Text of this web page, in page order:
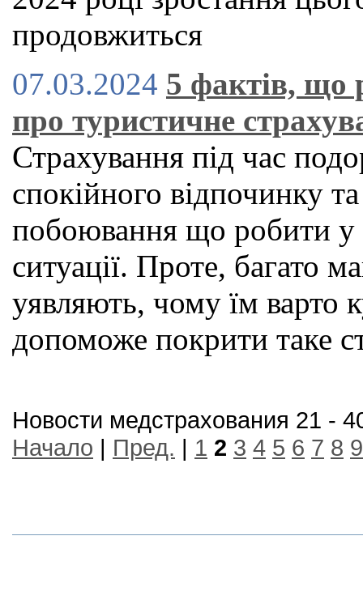
продовжиться
07.03.2024 5 фактів, що
про туристичне
Страхування під час
спокійного відпочинку
побоювання що робити у
ситуації. Проте, багато
уявляють, чому їм варто
допоможе покрити таке
Новости медстрахования 21 -
Начало | Пред. | 1 2 3 4 5 6 7 8 9